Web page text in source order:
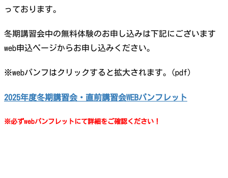
っております。
冬期講習会中の無料体験のお申し込みは下記にございます
web申込ページからお申し込みください。
※webパンフはクリックすると拡大されます。(pdf)
2025年度冬期講習会・直前講習会WEBパンフレット
※必ずwebパンフレットにて詳細をご確認ください！